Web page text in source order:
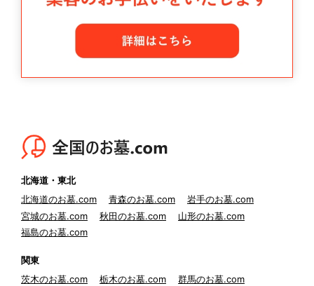
北海道・東北
北海道のお墓.com
青森のお墓.com
岩手のお墓.com
宮城のお墓.com
秋田のお墓.com
山形のお墓.com
福島のお墓.com
関東
茨木のお墓.com
栃木のお墓.com
群馬のお墓.com